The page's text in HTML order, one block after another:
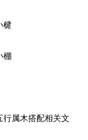
楗
棚
行属木搭配相关文